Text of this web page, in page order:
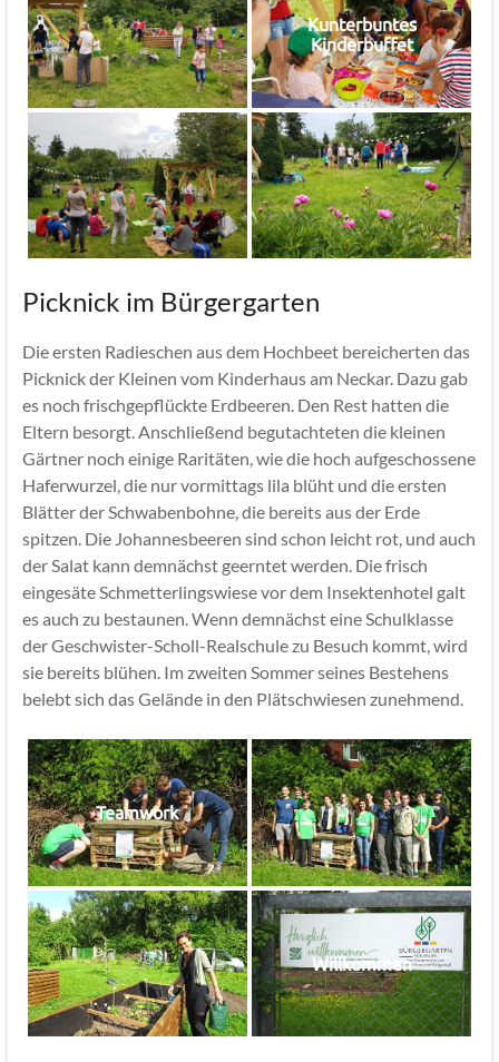
Kunterbuntes
Kinderbuffet
Picknick im Bürgergarten
Die ersten Radieschen aus dem Hochbeet bereicherten das
Picknick der Kleinen vom Kinderhaus am Neckar. Dazu gab
es noch frischgepflückte Erdbeeren. Den Rest hatten die
Eltern besorgt. Anschließend begutachteten die kleinen
Gärtner noch einige Raritäten, wie die hoch aufgeschossene
Haferwurzel, die nur vormittags lila blüht und die ersten
Blätter der Schwabenbohne, die bereits aus der Erde
spitzen. Die Johannesbeeren sind schon leicht rot, und auch
der Salat kann demnächst geerntet werden. Die frisch
eingesäte Schmetterlingswiese vor dem Insektenhotel galt
es auch zu bestaunen. Wenn demnächst eine Schulklasse
der Geschwister-Scholl-Realschule zu Besuch kommt, wird
sie bereits blühen. Im zweiten Sommer seines Bestehens
belebt sich das Gelände in den Plätschwiesen zunehmend.
Teamwork
Willkommen